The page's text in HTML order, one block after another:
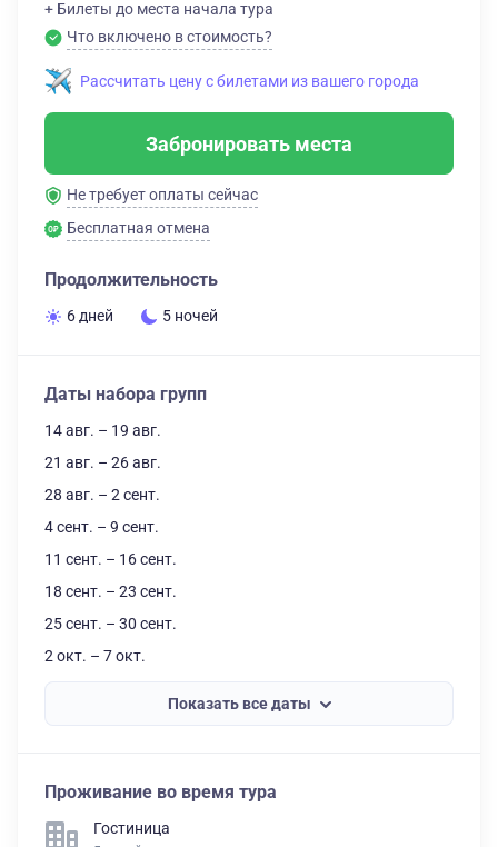
+ Билеты до места начала тура
Что включено в стоимость?
Рассчитать цену с билетами из вашего города
Забронировать места
Не требует оплаты сейчас
Бесплатная отмена
Продолжительность
6 дней 5 ночей
Даты набора групп
14 авг. – 19 авг.
21 авг. – 26 авг.
28 авг. – 2 сент.
4 сент. – 9 сент.
11 сент. – 16 сент.
18 сент. – 23 сент.
25 сент. – 30 сент.
2 окт. – 7 окт.
Показать все даты
Проживание во время тура
Гостиница